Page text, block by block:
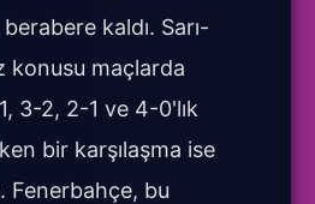
kaldı. Sarı-
konusu maçlarda
3-2, 2-1 ve 4-0'lık
bir karşılaşma ise
Fenerbahçe, bu